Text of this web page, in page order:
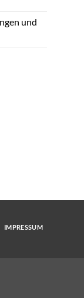
und
IMPRESSUM